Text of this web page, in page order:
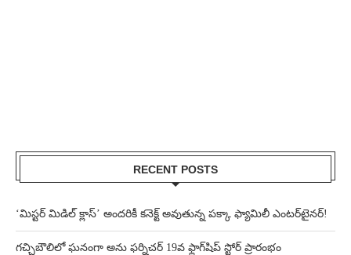
RECENT POSTS
‘మిస్టర్ మిడిల్ క్లాస్’ అందరికీ కనెక్ట్ అవుతున్న పక్కా ఫ్యామిలీ ఎంటర్‌టైనర్!
గచ్చిబౌలిలో ఘనంగా అను ఫర్నిచర్ 19వ ఫ్లాగ్‌షిప్ స్టోర్ ప్రారంభం